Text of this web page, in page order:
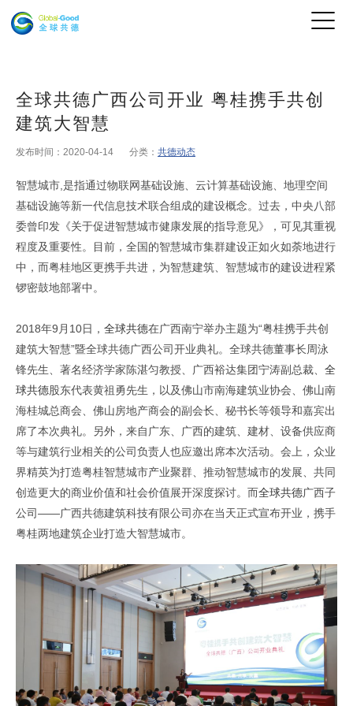
全球共德广西公司开业 粤桂携手共创
建筑大智慧
发布时间：2020-04-14 分类： 共德动态
智慧城市,是指通过物联网基础设施、云计算基础设施、地理空间
基础设施等新一代信息技术联合组成的建设概念。过去，中央八部
委曾印发《关于促进智慧城市健康发展的指导意见》，可见其重视
程度及重要性。目前，全国的智慧城市集群建设正如火如荼地进行
中，而粤桂地区更携手共进，为智慧建筑、智慧城市的建设进程紧
锣密鼓地部署中。
2018年9月10日， 全球共德在广西南宁举办主题为“粤桂携手共创
建筑大智慧”暨全球共德广西公司开业典礼。全球共德董事长周泳
锋先生、著名经济学家陈湛匀教授、广西裕达集团宁涛副总裁、 全
球共德股东代表黄祖勇先生，以及佛山市南海建筑业协会、佛山南
海桂城总商会、佛山房地产商会的副会长、秘书长等领导和嘉宾出
席了本次典礼。另外，来自广东、广西的建筑、建材、设备供应商
等与建筑行业相关的公司负责人也应邀出席本次活动。会上，众业
界精英为打造粤桂智慧城市产业聚群、推动智慧城市的发展、共同
创造更大的商业价值和社会价值展开深度探讨。而全球共德广西子
公司——广西共德建筑科技有限公司亦在当天正式宣布开业，携手
粤桂两地建筑企业打造大智慧城市。